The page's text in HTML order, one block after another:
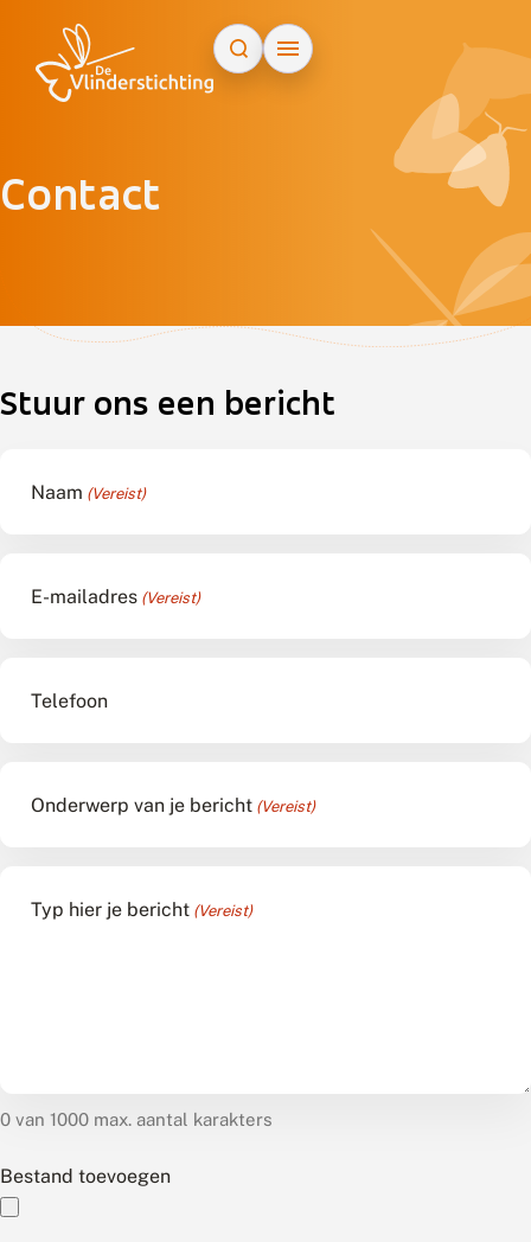
Contact
Stuur ons een bericht
Naam (Vereist)
E-mailadres (Vereist)
Telefoon
Onderwerp van je bericht (Vereist)
Typ hier je bericht (Vereist)
0 van 1000 max. aantal karakters
Bestand toevoegen